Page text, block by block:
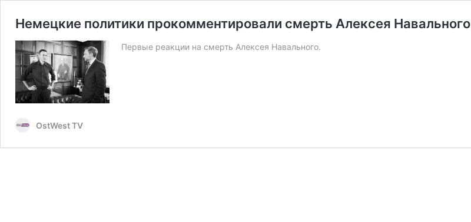
Немецкие политики прокомментировали смерть Алексея Навального
Первые реакции на смерть Алексея Навального.
OstWest TV